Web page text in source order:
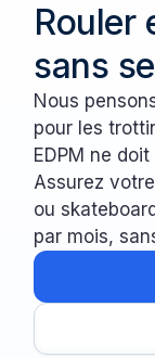
Rouler
sans
Nous
pour les
EDPM ne
Assurez
ou
par mois,